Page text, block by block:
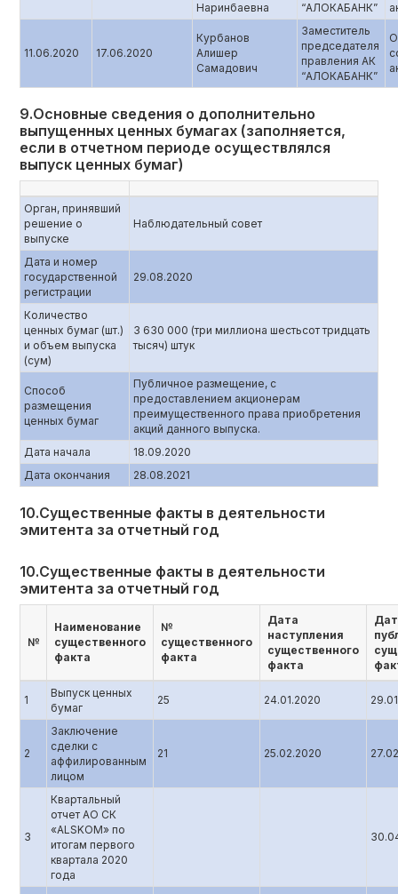
Наринбаевна
“АЛОКАБАНК”
11.06.2020 17.06.2020
Курбанов
Алишер
Самадович
Заместитель
председателя
правления АК
“АЛОКАБАНК”
9.Основные сведения о дополнительно
выпущенных ценных бумагах (заполняется,
если в отчетном периоде осуществлялся
выпуск ценных бумаг)
Орган, принявший
решение о
выпуске
Наблюдательный совет
Дата и номер
государственной
регистрации
29.08.2020
Количество
ценных бумаг (шт.)
и объем выпуска
(сум)
3 630 000 (три миллиона шестьсот тридцать
тысяч) штук
Способ
размещения
ценных бумаг
Публичное размещение, с
предоставлением акционерам
преимущественного права приобретения
акций данного выпуска.
Дата начала
18.09.2020
Дата окончания
28.08.2021
10.Существенные факты в деятельности
эмитента за отчетный год
10.Существенные факты в деятельности
эмитента за отчетный год
№
Наименование
существенного
факта
№
существенного
факта
Дата
наступления
существенного
факта
1
Выпуск ценных
бумаг
25 24.01.2020
2
Заключение
сделки с
аффилированным
лицом
21 25.02.2020
3
Квартальный
отчет АО СК
«ALSKOM» по
итогам первого
квартала 2020
года